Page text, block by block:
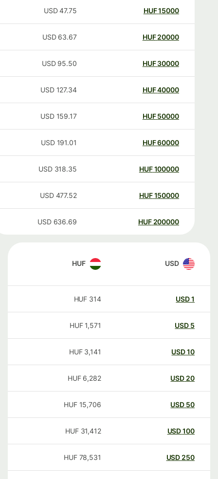
15000
HUF
47.75
USD
20000
HUF
63.67
USD
30000
HUF
95.50
USD
40000
HUF
127.34
USD
50000
HUF
159.17
USD
60000
HUF
191.01
USD
100000
HUF
318.35
USD
150000
HUF
477.52
USD
200000
HUF
636.69
USD
USD
HUF
USD
314
HUF
USD
1,571
HUF
USD
3,141
HUF
20
USD
6,282
HUF
50
USD
15,706
HUF
100
USD
31,412
HUF
250
USD
78,531
HUF